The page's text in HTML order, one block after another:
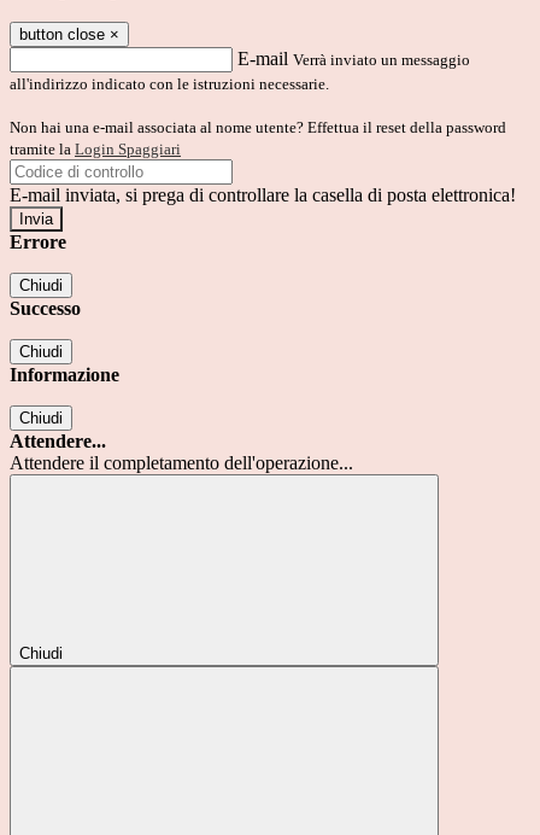
button close ×
E-mail Verrà inviato un messaggio
all'indirizzo indicato con le istruzioni necessarie.
Non hai una e-mail associata al nome utente? Effettua il reset della password
tramite la Login Spaggiari
E-mail inviata, si prega di controllare la casella di posta elettronica!
Errore
Chiudi
Successo
Chiudi
Informazione
Chiudi
Attendere...
Attendere il completamento dell'operazione...
Chiudi